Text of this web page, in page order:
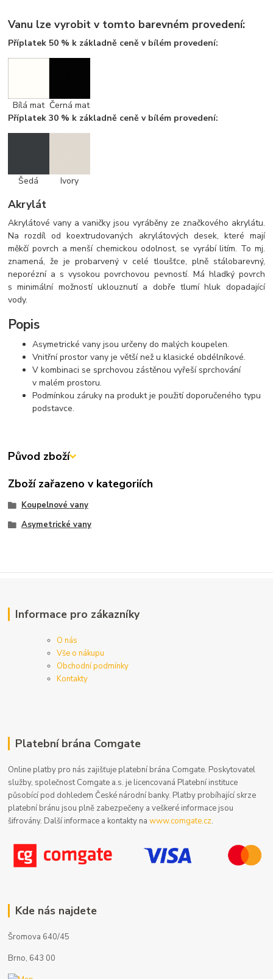
Vanu lze vyrobit v tomto barevném provedení:
Příplatek 50 % k základně ceně v bílém provedení:
Bílá mat Černá mat
Příplatek 30 % k základně ceně v bílém provedení:
Šedá Ivory
Akrylát
Akrylátové vany a vaničky jsou vyráběny ze značkového akrylátu.
Na rozdíl od koextrudovaných akrylátových desek, které mají
měkčí povrch a menší chemickou odolnost, se vyrábí litím. To mj.
znamená, že je probarvený v celé tloušťce, plně stálobarevný,
neporézní a s vysokou povrchovou pevností. Má hladký povrch
s minimální možností uklouznutí a dobře tlumí hluk dopadající
vody.
Popis
Asymetrické vany jsou určeny do malých koupelen.
Vnitřní prostor vany je větší než u klasické obdélníkové.
V kombinaci se sprchovou zástěnou vyřeší sprchování
v malém prostoru.
Podmínkou záruky na produkt je použití doporučeného typu
podstavce.
Původ zboží
Zboží zařazeno v kategoriích
Koupelnové vany
Asymetrické vany
Informace pro zákazníky
O nás
Vše o nákupu
Obchodní podmínky
Kontakty
Platební brána Comgate
Online platby pro nás zajišťuje platební brána Comgate. Poskytovatel
služby, společnost Comgate a.s. je licencovaná Platební instituce
působící pod dohledem České národní banky. Platby probíhající skrze
platební bránu jsou plně zabezpečeny a veškeré informace jsou
šifrovány. Další informace a kontakty nawww.comgate.cz.
Kde nás najdete
Šromova 640/45
Brno, 643 00